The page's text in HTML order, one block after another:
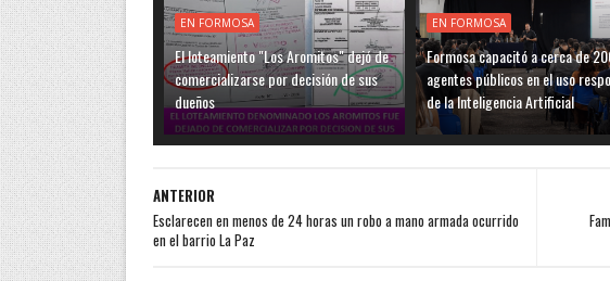
EN FORMOSA
El loteamiento "Los Aromitos" dejó de
comercializarse por decisión de sus
dueños
EN FORMOSA
Formosa capacitó a cerca de
agentes públicos en el uso
de la Inteligencia Artificial
ANTERIOR
Esclarecen en menos de 24 horas un robo a mano armada ocurrido
en el barrio La Paz